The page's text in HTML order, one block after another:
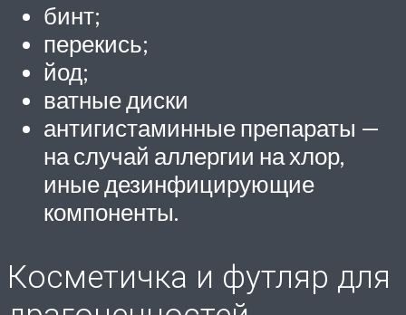
бинт;
перекись;
йод;
ватные диски
антигистаминные препараты —
на случай аллергии на хлор,
иные дезинфицирующие
компоненты.
Косметичка и футляр для